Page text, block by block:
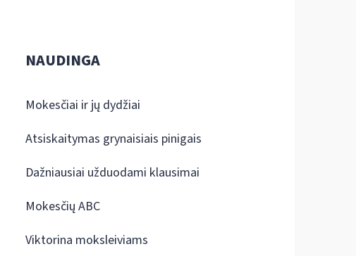
NAUDINGA
Mokesčiai ir jų dydžiai
Atsiskaitymas grynaisiais pinigais
Dažniausiai užduodami klausimai
Mokesčių ABC
Viktorina moksleiviams